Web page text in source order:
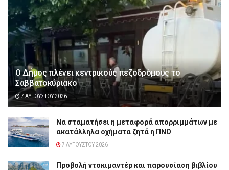
Ο Δήμος πλένει κεντρικούς πεζοδρόμους το
Σαββατοκύριακο
7 ΑΥΓΟΎΣΤΟΥ 2026
Να σταματήσει η μεταφορά απορριμμάτων με
ακατάλληλα οχήματα ζητά η ΠΝΟ
7 ΑΥΓΟΎΣΤΟΥ 2026
Προβολή ντοκιμαντέρ και παρουσίαση βιβλίου